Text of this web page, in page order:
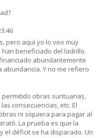
pero aquí yo lo veo muy
beneficiado del ladrillo.
abundantemente
Y no me refiero
obras suntuarias,
consecuencias, etc. El
ni siquiera para pagar al
La prueba es que la
el déficit se ha disparado. Un